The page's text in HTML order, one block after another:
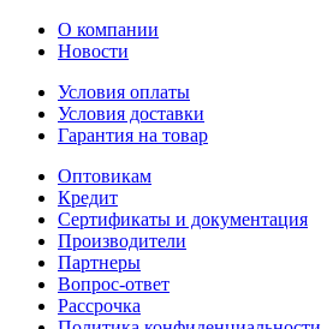
О компании
Новости
Условия оплаты
Условия доставки
Гарантия на товар
Оптовикам
Кредит
Сертификаты и документация
Производители
Партнеры
Вопрос-ответ
Рассрочка